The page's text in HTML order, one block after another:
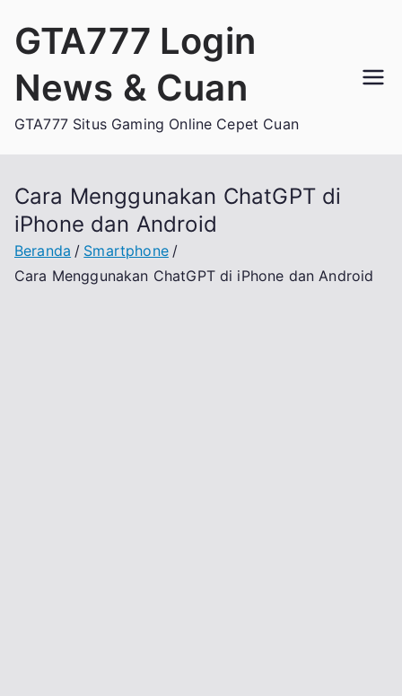
GTA777 Login
News & Cuan
GTA777 Situs Gaming Online Cepet Cuan
Cara Menggunakan ChatGPT di
iPhone dan Android
Beranda
Smartphone
Cara Menggunakan ChatGPT di iPhone dan Android